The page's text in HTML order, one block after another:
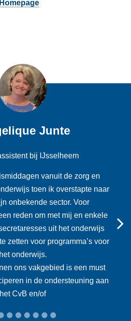
Junte
bij IJsselheem
vanuit de zorg en
toen ik overstapte naar
onbekende sector. Voor
reden om met mij en enkele
uit het onderwijs
zetten voor programma’s voor
het onderwijs.
ons vakgebied is een must
in de ondersteuning aan
het CvB en/of